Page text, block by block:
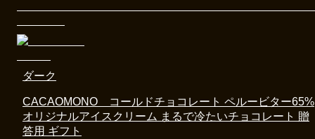
CACAOMONO コールドチョコレート ペルービター65%
オリジナルアイスクリーム まるで冷たいチョコレート 贈
答用 ギフト
ダーク